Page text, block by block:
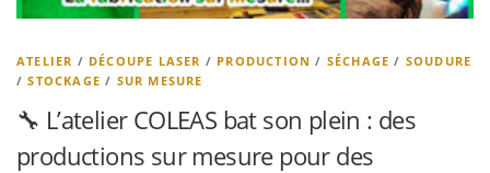
ATELIER / DÉCOUPE LASER / PRODUCTION / SÉCHAGE / SOUDURE
/STOCKAGE / SUR MESURE
🔧 L’atelier COLEAS bat son plein : des
productions sur mesure pour des